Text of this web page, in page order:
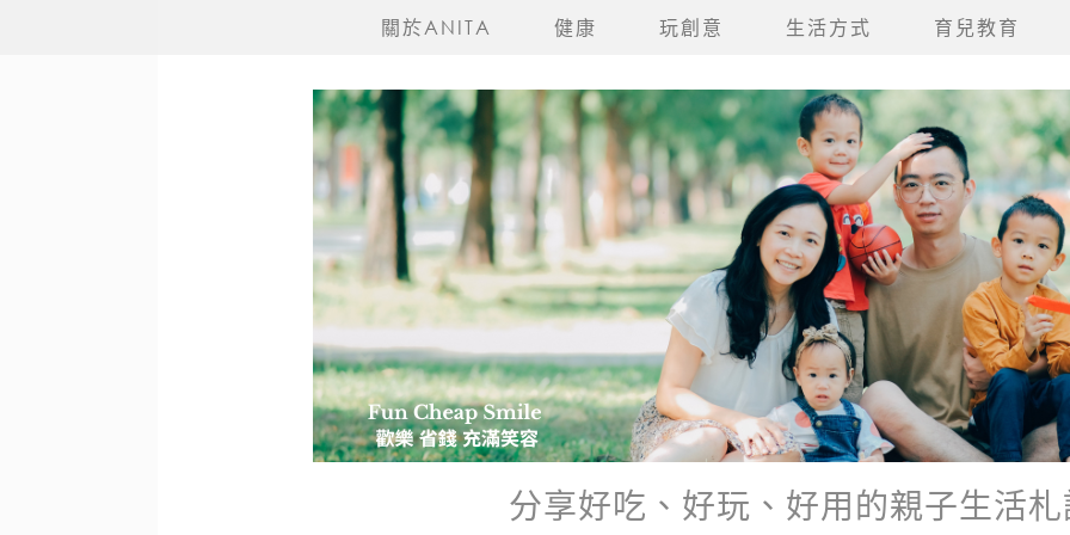
分享好吃、好玩、好用的親子生活
關於ANITA 健康 玩創意 生活方式 育兒教育